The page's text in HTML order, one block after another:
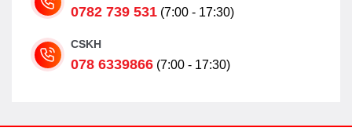
0782 739 531 (7:00 - 17:30)
CSKH
078 6339866 (7:00 - 17:30)